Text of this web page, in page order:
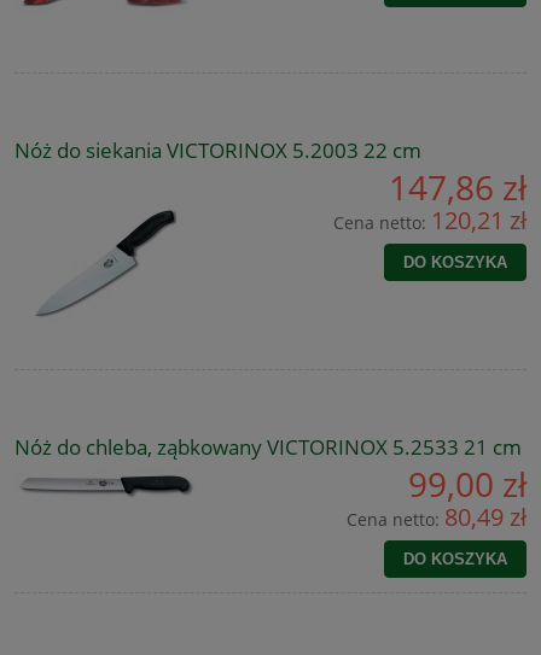
Nóż do siekania VICTORINOX 5.2003 22 cm
147,86 zł
Cena netto: 120,21 zł
DO KOSZYKA
Nóż do chleba, ząbkowany VICTORINOX 5.2533 21 cm
99,00 zł
Cena netto: 80,49 zł
DO KOSZYKA